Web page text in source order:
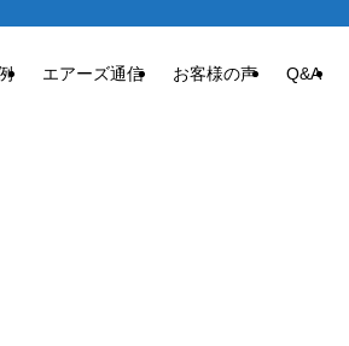
エアーズ通信 お客様の声 Q&A